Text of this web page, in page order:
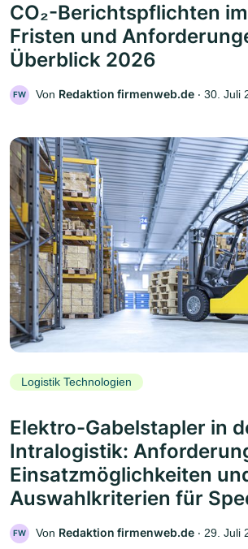
CO₂-Berichtspflichten
Fristen und
Überblick 2026
FW Von Redaktion firmenweb.de ‧ 30. Juli
Logistik Technologien
Elektro-Gabelstapler in
Intralogistik:
Einsatzmöglichkeiten
Auswahlkriterien für
FW Von Redaktion firmenweb.de ‧ 29. Juli